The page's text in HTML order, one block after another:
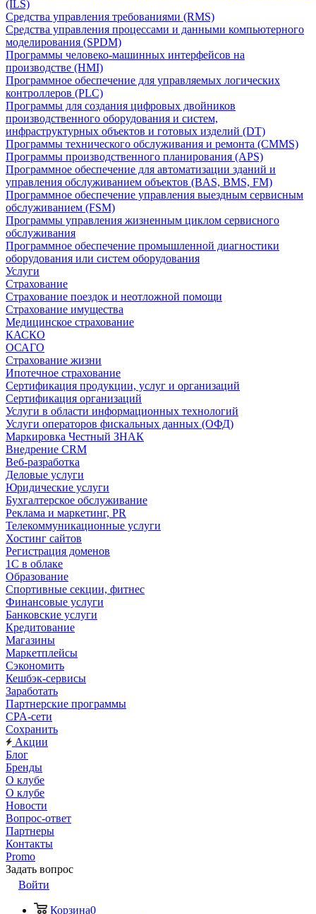
(ILS)
Средства управления требованиями (RMS)
Средства управления процессами и данными компьютерного
моделирования (SPDM)
Программы человеко-машинных интерфейсов на
производстве (HMI)
Программное обеспечение для управляемых логических
контроллеров (PLC)
Программы для создания цифровых двойников
производственного оборудования и систем,
инфраструктурных объектов и готовых изделий (DT)
Программы технического обслуживания и ремонта (CMMS)
Программы производственного планирования (APS)
Программное обеспечение для автоматизации зданий и
управления обслуживанием объектов (BAS, BMS, FM)
Программное обеспечение управления выездным сервисным
обслуживанием (FSM)
Программы управления жизненным циклом сервисного
обслуживания
Программное обеспечение промышленной диагностики
оборудования или систем оборудования
Услуги
Страхование
Страхование поездок и неотложной помощи
Страхование имущества
Медицинское страхование
КАСКО
ОСАГО
Страхование жизни
Ипотечное страхование
Сертификация продукции, услуг и организаций
Сертификация организаций
Услуги в области информационных технологий
Услуги операторов фискальных данных (ОФД)
Маркировка Честный ЗНАК
Внедрение CRM
Веб-разработка
Деловые услуги
Юридические услуги
Бухгалтерское обслуживание
Реклама и маркетинг, PR
Телекоммуникационные услуги
Хостинг сайтов
Регистрация доменов
1С в облаке
Образование
Спортивные секции, фитнес
Финансовые услуги
Банковские услуги
Кредитование
Магазины
Маркетплейсы
Сэкономить
Кешбэк-сервисы
Заработать
Партнерские программы
CPA-сети
Сохранить
Акции
Блог
Бренды
О клубе
О клубе
Новости
Вопрос-ответ
Партнеры
Контакты
Promo
Задать вопрос
Войти
Корзина0